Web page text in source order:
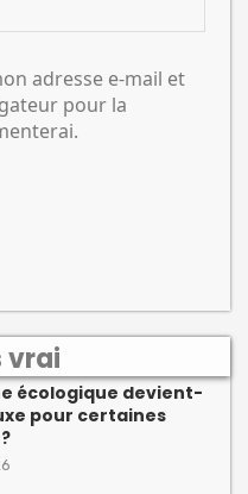
adresse e-mail et
pour la
vrai
écologique devient-
pour certaines